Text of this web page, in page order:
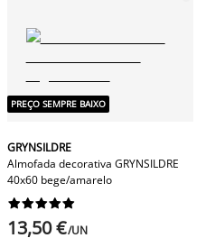
PREÇO SEMPRE BAIXO
GRYNSILDRE
Almofada decorativa GRYNSILDRE
40x60 bege/amarelo






13,50 €/UN